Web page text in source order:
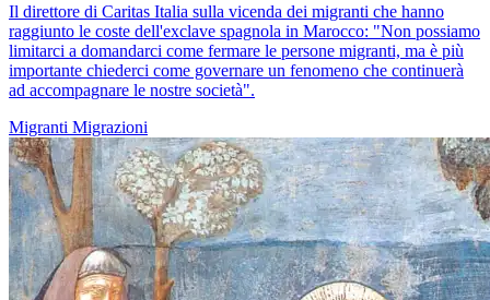
Il direttore di Caritas Italia sulla vicenda dei migranti che hanno
raggiunto le coste dell'exclave spagnola in Marocco: "Non possiamo
limitarci a domandarci come fermare le persone migranti, ma è più
importante chiederci come governare un fenomeno che continuerà
ad accompagnare le nostre società".
Migranti Migrazioni